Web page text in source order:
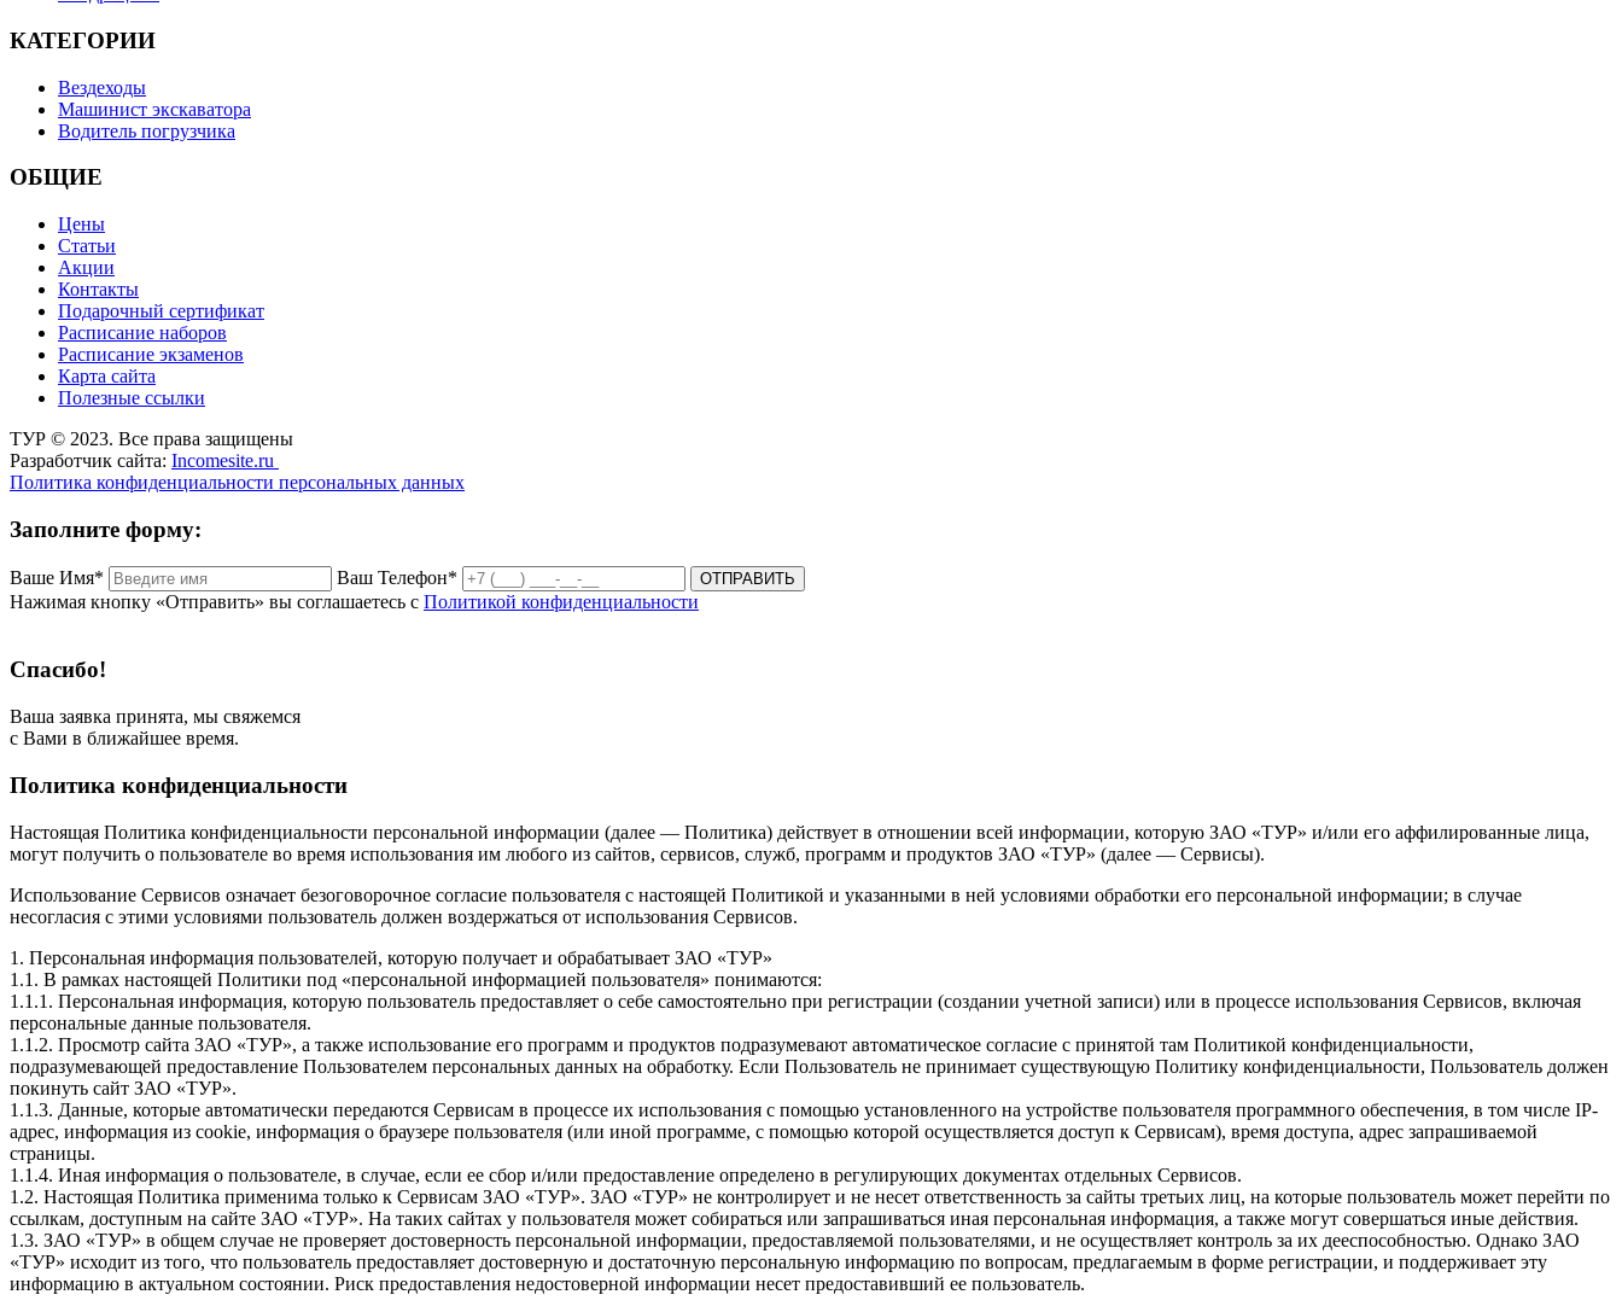
КАТЕГОРИИ
Вездеходы
Машинист экскаватора
Водитель погрузчика
ОБЩИЕ
Цены
Статьи
Акции
Контакты
Подарочный сертификат
Расписание наборов
Расписание экзаменов
Карта сайта
Полезные ссылки
ТУР © 2023. Все права защищены
Разработчик сайта: Incomesite.ru
Политика конфиденциальности персональных данных
Заполните форму:
Ваше Имя* Ваш Телефон* ОТПРАВИТЬ
Нажимая кнопку «Отправить» вы соглашаетесь с Политикой конфиденциальности
Спасибо!
Ваша заявка принята, мы свяжемся
с Вами в ближайшее время.
Политика конфиденциальности
Настоящая Политика конфиденциальности персональной информации (далее — Политика) действует в отношении всей информации, которую ЗАО «ТУР» и/или его аффилированные лица,
могут получить о пользователе во время использования им любого из сайтов, сервисов, служб, программ и продуктов ЗАО «ТУР» (далее — Сервисы).
Использование Сервисов означает безоговорочное согласие пользователя с настоящей Политикой и указанными в ней условиями обработки его персональной информации; в случае
несогласия с этими условиями пользователь должен воздержаться от использования Сервисов.
1. Персональная информация пользователей, которую получает и обрабатывает ЗАО «ТУР»
1.1. В рамках настоящей Политики под «персональной информацией пользователя» понимаются:
1.1.1. Персональная информация, которую пользователь предоставляет о себе самостоятельно при регистрации (создании учетной записи) или в процессе использования Сервисов, включая
персональные данные пользователя.
1.1.2. Просмотр сайта ЗАО «ТУР», а также использование его программ и продуктов подразумевают автоматическое согласие с принятой там Политикой конфиденциальности,
подразумевающей предоставление Пользователем персональных данных на обработку. Если Пользователь не принимает существующую Политику конфиденциальности, Пользователь должен
покинуть сайт ЗАО «ТУР».
1.1.3. Данные, которые автоматически передаются Сервисам в процессе их использования с помощью установленного на устройстве пользователя программного обеспечения, в том числе IP-
адрес, информация из cookie, информация о браузере пользователя (или иной программе, с помощью которой осуществляется доступ к Сервисам), время доступа, адрес запрашиваемой
страницы.
1.1.4. Иная информация о пользователе, в случае, если ее сбор и/или предоставление определено в регулирующих документах отдельных Сервисов.
1.2. Настоящая Политика применима только к Сервисам ЗАО «ТУР». ЗАО «ТУР» не контролирует и не несет ответственность за сайты третьих лиц, на которые пользователь может перейти по
ссылкам, доступным на сайте ЗАО «ТУР». На таких сайтах у пользователя может собираться или запрашиваться иная персональная информация, а также могут совершаться иные действия.
1.3. ЗАО «ТУР» в общем случае не проверяет достоверность персональной информации, предоставляемой пользователями, и не осуществляет контроль за их дееспособностью. Однако ЗАО
«ТУР» исходит из того, что пользователь предоставляет достоверную и достаточную персональную информацию по вопросам, предлагаемым в форме регистрации, и поддерживает эту
информацию в актуальном состоянии. Риск предоставления недостоверной информации несет предоставивший ее пользователь.